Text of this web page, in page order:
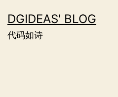
至
内
DGIDEAS' BLOG
代码如诗